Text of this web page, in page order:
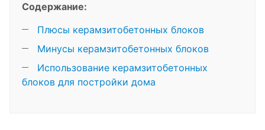
Содержание:
Плюсы керамзитобетонных блоков
Минусы керамзитобетонных блоков
Использование керамзитобетонных
блоков для постройки дома